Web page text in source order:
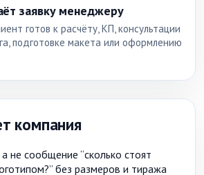
заявку менеджеру
готов к расчёту, КП, консультации
подготовке макета или оформлению
компания
не сообщение “сколько стоят
без размеров и тиража